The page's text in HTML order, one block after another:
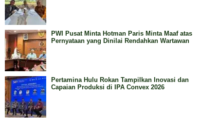
PWI Pusat Minta Hotman Paris Minta Maaf atas
Pernyataan yang Dinilai Rendahkan Wartawan
Pertamina Hulu Rokan Tampilkan Inovasi dan
Capaian Produksi di IPA Convex 2026